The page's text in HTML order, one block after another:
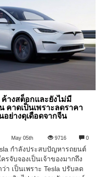
างสต็อกและยังไม่มี
คาดเป็นเพราะลดราคา
ย่างดุเดือดจากจีน
May 05th 9716 0
กำลังประสบปัญหารถยนต์
รจับจองเป็นเจ้าของมากถึง
า เป็นเพราะ Tesla ปรับลด